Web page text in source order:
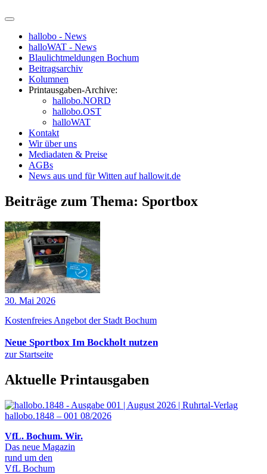
hallobo - News
halloWAT - News
Blaulichtmeldungen Bochum
Beitragsarchiv
Kolumnen
Printausgaben-Archive:
hallobo.NORD
hallobo.OST
halloWAT
Kontakt
Wir über uns
Mediadaten & Preise
AGBs
News aus und für Witten auf hallowit.de
Beiträge zum Thema: Sportbox
30. Mai 2026
Kostenfreies Angebot der Stadt Bochum
Neue Sportbox Im Bockholt nutzen
zur Startseite
Aktuelle Printausgaben
hallobo.1848 – 001 08/2026
VfL. Bochum. Wir.
Das neue Magazin
rund um den
VfL Bochum